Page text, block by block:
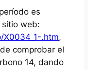
es
web:
.htm,
comprobar el
14, dando